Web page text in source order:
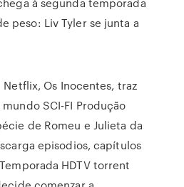
peso: Liv Tyler se junta a
Netflix, Os Inocentes, traz
SCI-FI Produção
de Romeu e Julieta da
episodios, capítulos
HDTV torrent